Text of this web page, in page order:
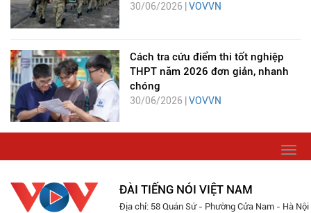
30/06/2026 | VOVVN
Cách tra cứu điểm thi tốt nghiệp
THPT năm 2026 đơn giản, nhanh
chóng
30/06/2026 | VOVVN
ĐÀI TIẾNG NÓI VIỆT NAM
Địa chỉ: 58 Quán Sứ - Phường Cửa Nam - Hà Nội